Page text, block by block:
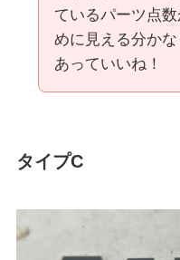
ているパーツ点
めに見える分か
あっていいね！
タイプC